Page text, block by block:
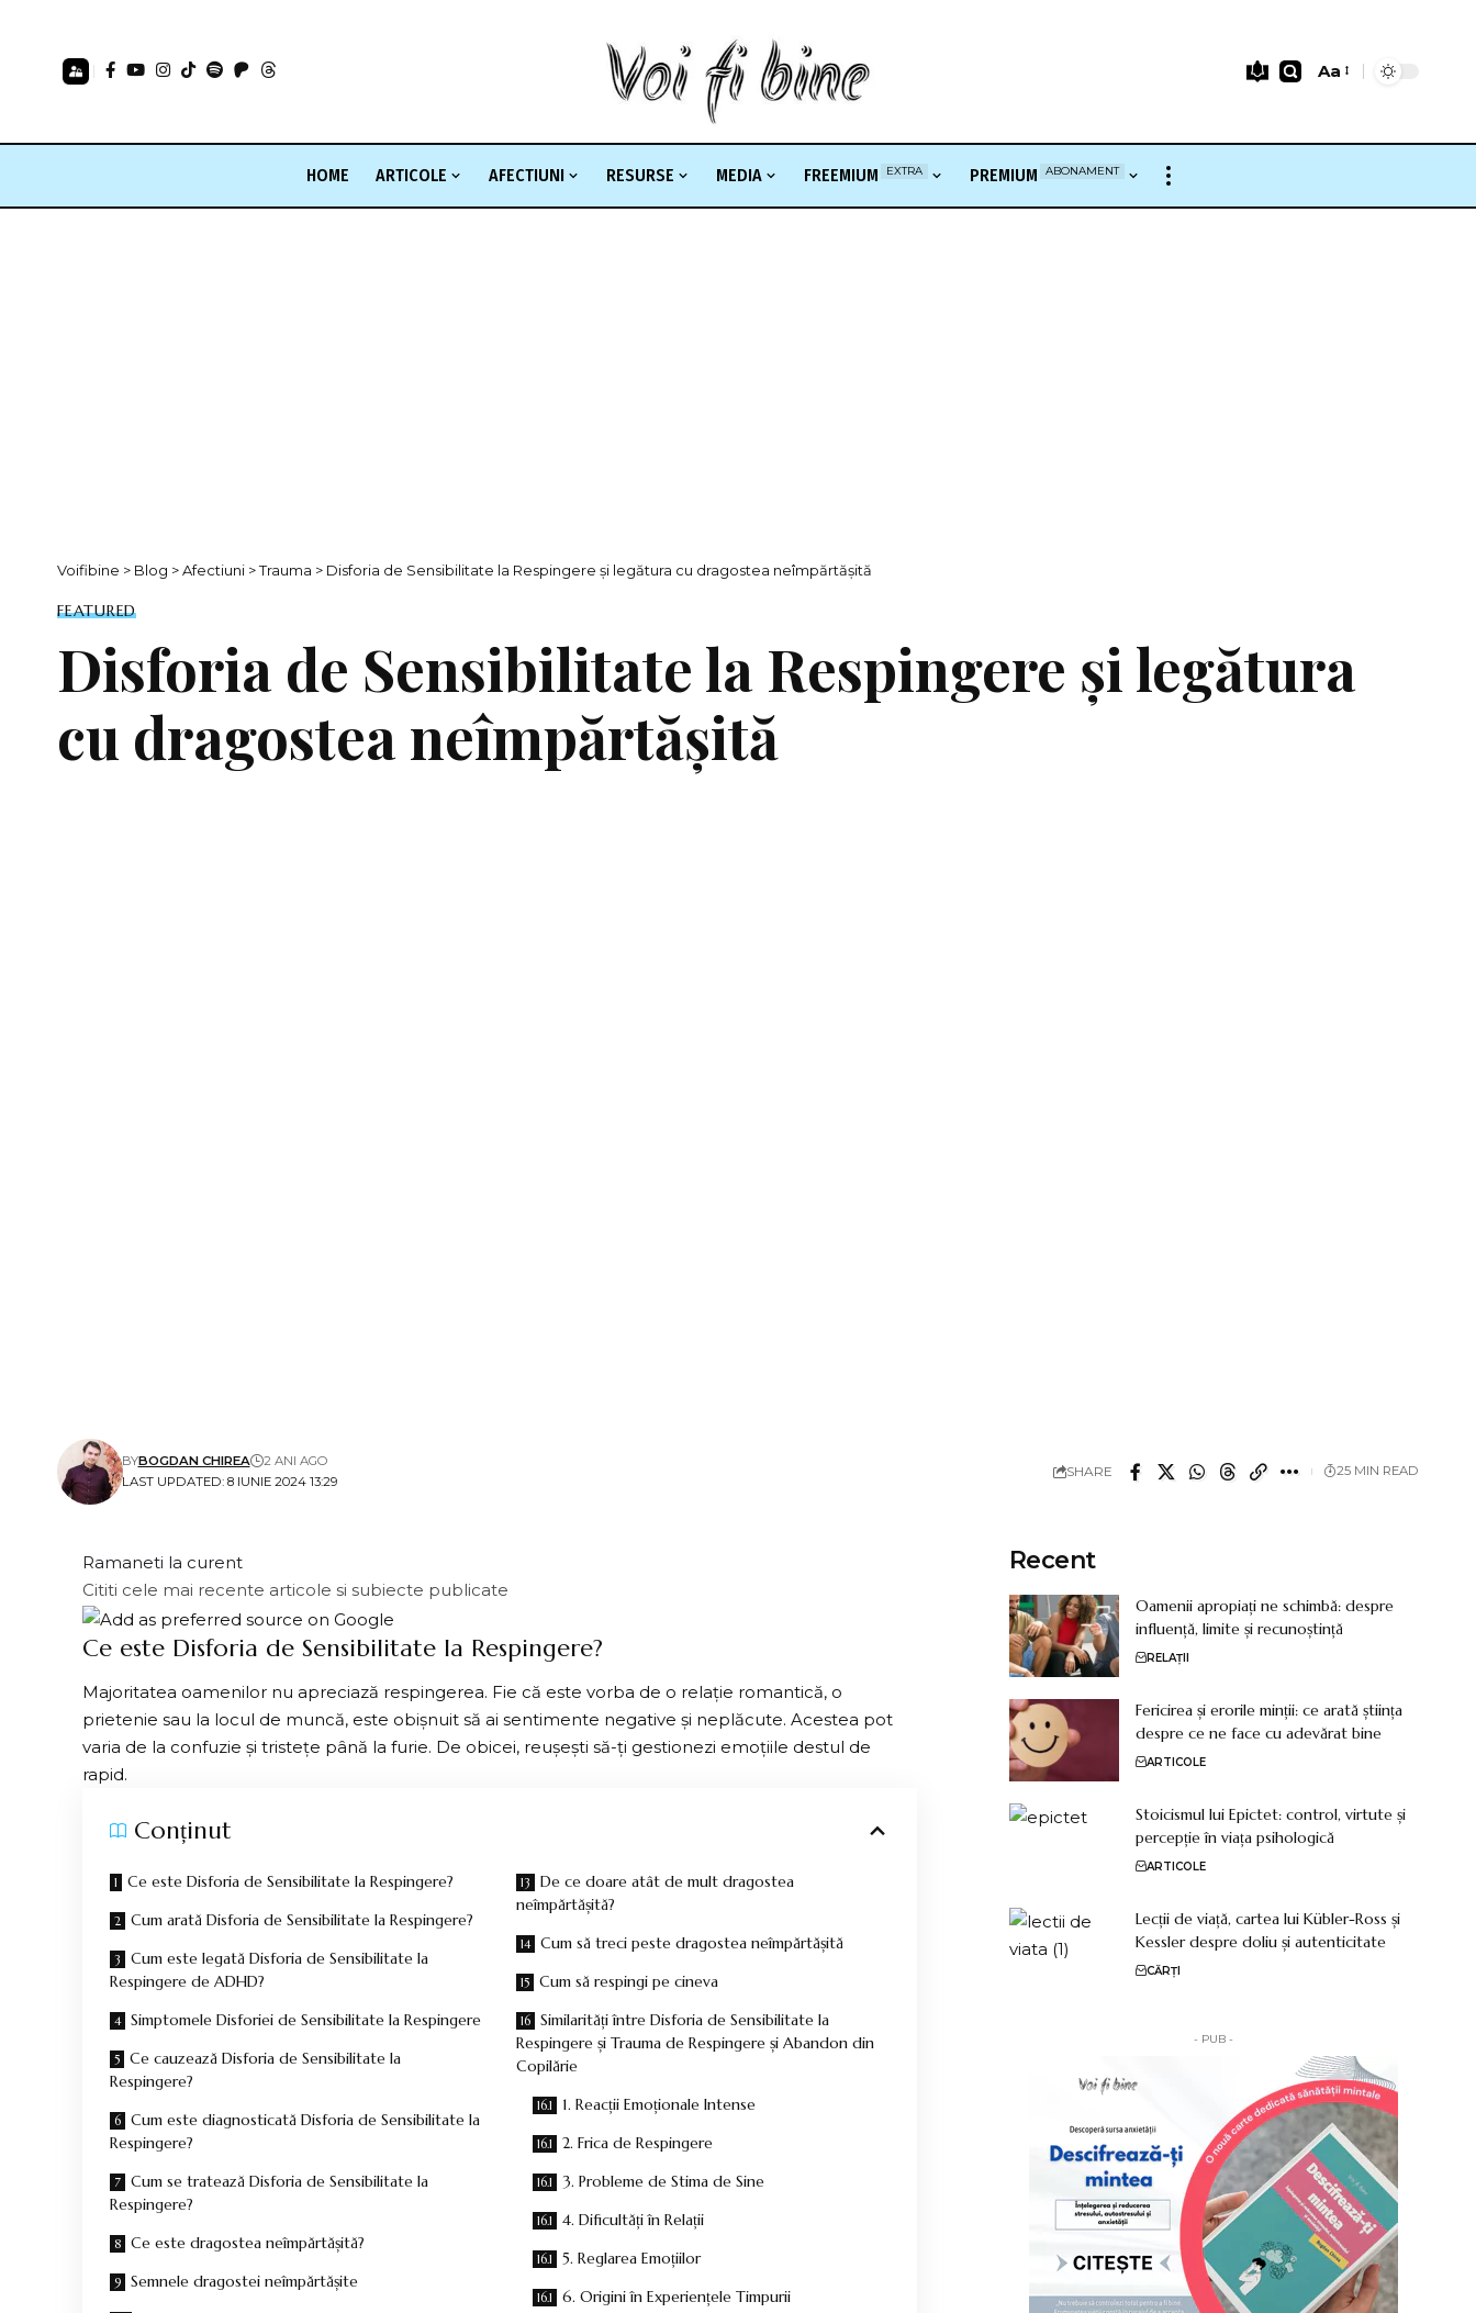
Font
Aa
HOME ARTICOLE AFECTIUNI RESURSE MEDIA FREEMIUM EXTRA PREMIUM ABONAMENT
Voifibine > Blog >Afectiuni >Trauma > Disforia de Sensibilitate la Respingere și legătura cu dragostea neîmpărtășită
FEATURED
Disforia de Sensibilitate la Respingere și legătura
cu dragostea neîmpărtășită
LAST UPDATED: 8 IUNIE 2024 13:29
BYBOGDAN CHIREA 2 ANI AGO
SHARE 25 MIN READ
Ramaneti la curent
Cititi cele mai recente articole si subiecte publicate
Ce este Disforia de Sensibilitate la Respingere?
Majoritatea oamenilor nu apreciază respingerea. Fie că este vorba de o relație romantică, o
prietenie sau la locul de muncă, este obișnuit să ai sentimente negative și neplăcute. Acestea pot
varia de la confuzie și tristețe până la furie. De obicei, reușești să-ți gestionezi emoțiile destul de
rapid.
Conținut
Ce este Disforia de Sensibilitate la Respingere?
Cum arată Disforia de Sensibilitate la Respingere?
Cum este legată Disforia de Sensibilitate la
Respingere de ADHD?
Simptomele Disforiei de Sensibilitate la Respingere
Ce cauzează Disforia de Sensibilitate la
Respingere?
Cum este diagnosticată Disforia de Sensibilitate la
Respingere?
Cum se tratează Disforia de Sensibilitate la
Respingere?
Ce este dragostea neîmpărtășită?
Semnele dragostei neîmpărtășite
De ce doare atât de mult dragostea
neîmpărtășită?
Cum să treci peste dragostea neîmpărtășită
Cum să respingi pe cineva
Similarități între Disforia de Sensibilitate la
Respingere și Trauma de Respingere și Abandon din
Copilărie
1. Reacții Emoționale Intense
2. Frica de Respingere
3. Probleme de Stima de Sine
4. Dificultăți în Relații
5. Reglarea Emoțiilor
6. Origini în Experiențele Timpurii
Recent
Oamenii apropiați ne schimbă: despre
influență, limite și recunoștință
RELAȚII
Fericirea și erorile minții: ce arată știința
despre ce ne face cu adevărat bine
ARTICOLE
Stoicismul lui Epictet: control, virtute și
percepție în viața psihologică
ARTICOLE
Lecții de viață, cartea lui Kübler-Ross și
Kessler despre doliu și autenticitate
CĂRȚI
- PUB -